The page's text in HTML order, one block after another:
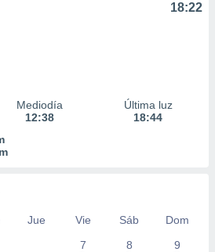
18:22
Mediodía
12:38
Última luz
18:44
Jue Vie Sáb
Dom
7
8 9